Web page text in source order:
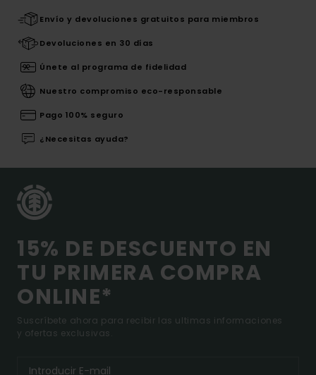
Envío y devoluciones gratuitos para miembros
Devoluciones en 30 días
Únete al programa de fidelidad
Nuestro compromiso eco-responsable
Pago 100% seguro
¿Necesitas ayuda?
15% DE DESCUENTO EN
TU PRIMERA COMPRA
ONLINE*
Suscríbete ahora para recibir las ultimas informaciones
y ofertas exclusivas.